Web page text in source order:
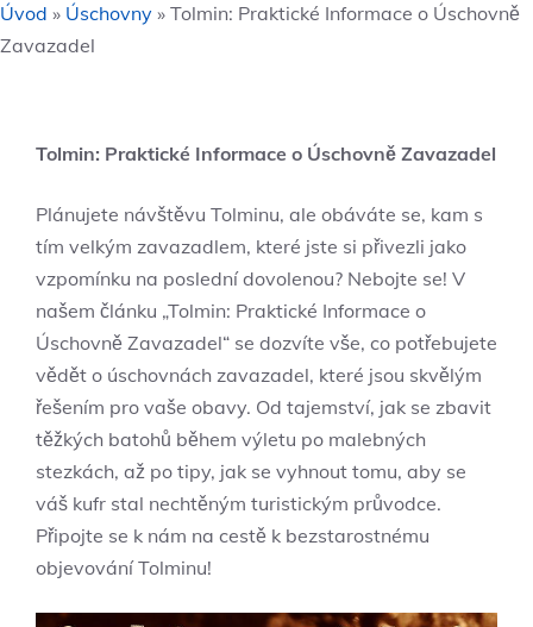
Úvod » Úschovny » Tolmin: Praktické Informace o Úschovně
Zavazadel
Tolmin: Praktické Informace o Úschovně Zavazadel
Plánujete návštěvu Tolminu, ale obáváte se, kam s
tím velkým zavazadlem, které jste si přivezli jako
vzpomínku na poslední dovolenou? Nebojte se! V
našem článku „Tolmin: Praktické Informace o
Úschovně Zavazadel“ se dozvíte vše, co potřebujete
vědět o úschovnách zavazadel, které jsou skvělým
řešením pro vaše obavy. Od tajemství, jak se zbavit
těžkých batohů během výletu po malebných
stezkách, až po tipy, jak se vyhnout tomu, aby se
váš kufr stal nechtěným turistickým průvodce.
Připojte se k nám na cestě k bezstarostnému
objevování Tolminu!